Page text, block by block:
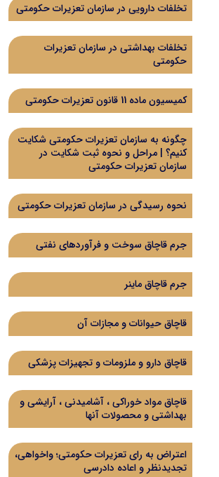
تخلفات دارویی در سازمان تعزیرات حکومتی
تخلفات بهداشتی در سازمان تعزیرات
حکومتی
کمیسیون ماده 11 قانون تعزیرات حکومتی
چگونه به سازمان تعزیرات حکومتی شکایت
کنیم؟ | مراحل و نحوه ثبت شکایت در
سازمان تعزیرات حکومتی
نحوه رسیدگی در سازمان تعزیرات حکومتی
جرم قاچاق سوخت و فرآوردهای نفتی
جرم قاچاق ماینر
قاچاق حیوانات و مجازات آن
قاچاق دارو و ملزومات و تجهیزات پزشکی
قاچاق مواد خوراکی ، آشامیدنی ، آرایشی و
بهداشتی و محصولات آنها
اعتراض به رای تعزیرات حکومتی؛ واخواهی،
تجدیدنظر و اعاده دادرسی